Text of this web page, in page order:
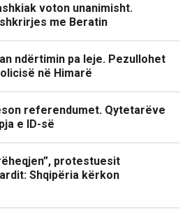
voton unanimisht.
me Beratin
ndërtimin pa leje. Pezullohet
në Himarë
referendumet. Qytetarëve
e ID-së
protestuesit
Shqipëria kërkon